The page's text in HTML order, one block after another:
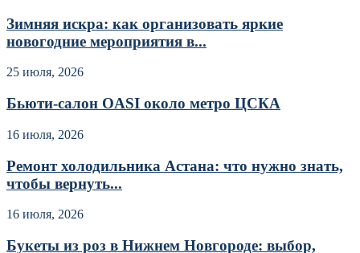
Зимняя искра: как организовать яркие
новогодние мероприятия в...
25 июля, 2026
Бьюти-салон OASI около метро ЦСКА
16 июля, 2026
Ремонт холодильника Астана: что нужно знать,
чтобы вернуть...
16 июля, 2026
Букеты из роз в Нижнем Новгороде: выбор,